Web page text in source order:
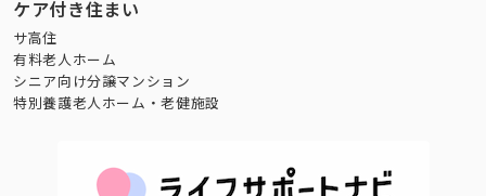
ケア付き住まい
サ高住
有料老人ホーム
シニア向け分譲マンション
特別養護老人ホーム・老健施設